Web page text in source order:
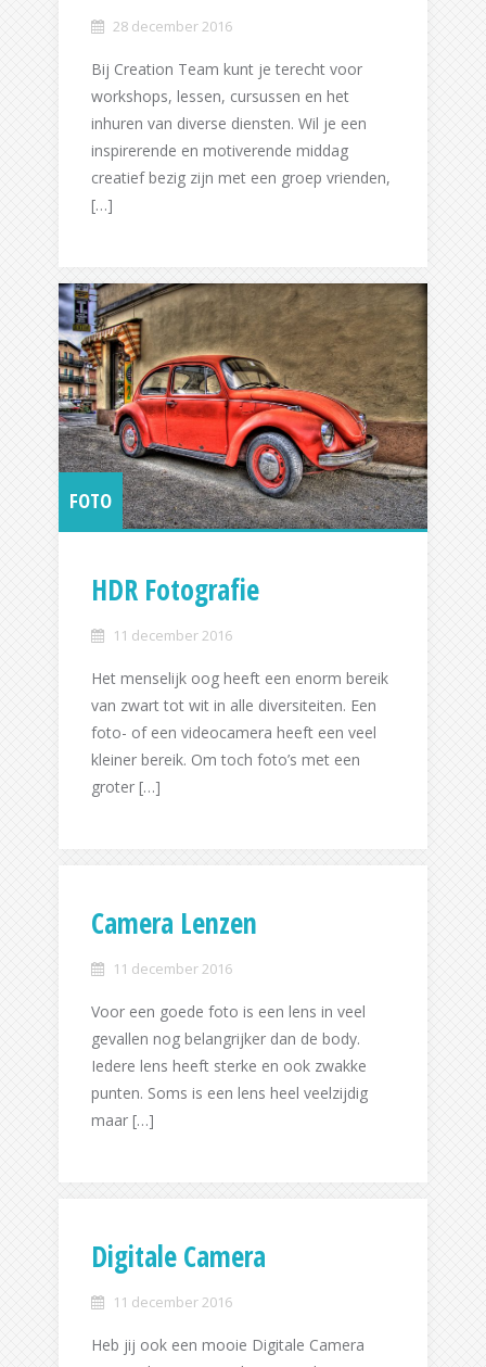
28 december 2016
Bij Creation Team kunt je terecht voor
workshops, lessen, cursussen en het
inhuren van diverse diensten. Wil je een
inspirerende en motiverende middag
creatief bezig zijn met een groep vrienden,
[…]
FOTO
HDR Fotografie
11 december 2016
Het menselijk oog heeft een enorm bereik
van zwart tot wit in alle diversiteiten. Een
foto- of een videocamera heeft een veel
kleiner bereik. Om toch foto’s met een
groter […]
Camera Lenzen
11 december 2016
Voor een goede foto is een lens in veel
gevallen nog belangrijker dan de body.
Iedere lens heeft sterke en ook zwakke
punten. Soms is een lens heel veelzijdig
maar […]
Digitale Camera
11 december 2016
Heb jij ook een mooie Digitale Camera